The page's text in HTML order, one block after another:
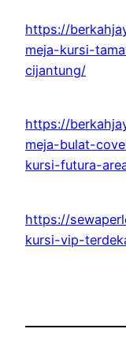
https://
meja-kursi-
cijantung/
https://
meja-bulat-
kursi-futura-
https://
kursi-vip-